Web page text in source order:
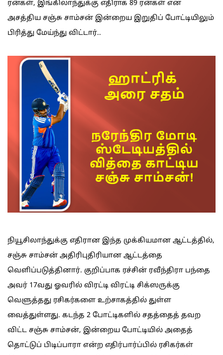
ரன்கள், இங்கிலாந்துக்கு எதிராக 89 ரன்கள் என
அசத்திய சஞ்சு சாம்சன் இன்றைய இறுதிப் போட்டியிலும்
பிரித்து மேய்ந்து விட்டார்..
நியூசிலாந்துக்கு எதிரான இந்த முக்கியமான ஆட்டத்தில்,
சஞ்சு சாம்சன் அதிரிபுதிரியான ஆட்டத்தை
வெளிப்படுத்தினார். குறிப்பாக ரச்சின் ரவீந்திரா பந்தை
அவர் 17வது ஓவரில் விரட்டி விரட்டி சிக்ஸருக்கு
வெளுத்தது ரசிகர்களை உற்சாகத்தில் துள்ள
வைத்துள்ளது. கடந்த 2 போட்டிகளில் சதத்தைத் தவற
விட்ட சஞ்சு சாம்சன், இன்றைய போட்டியில் அதைத்
தொட்டுப் பிடிப்பாரா என்ற எதிர்பார்ப்பில் ரசிகர்கள்